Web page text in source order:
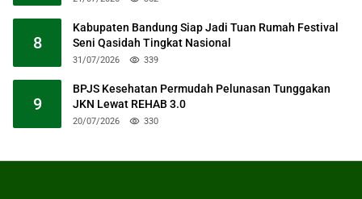
8
Kabupaten Bandung Siap Jadi Tuan Rumah Festival
Seni Qasidah Tingkat Nasional
31/07/2026 339
9
BPJS Kesehatan Permudah Pelunasan Tunggakan
JKN Lewat REHAB 3.0
20/07/2026 330